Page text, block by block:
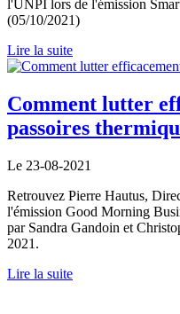
l'UNPI lors de l'émission
(05/10/2021)
Lire la suite
Comment lutter
passoires
Le 23-08-2021
Retrouvez Pierre Hautus,
l'émission Good Morning
par Sandra Gandoin et
2021.
Lire la suite